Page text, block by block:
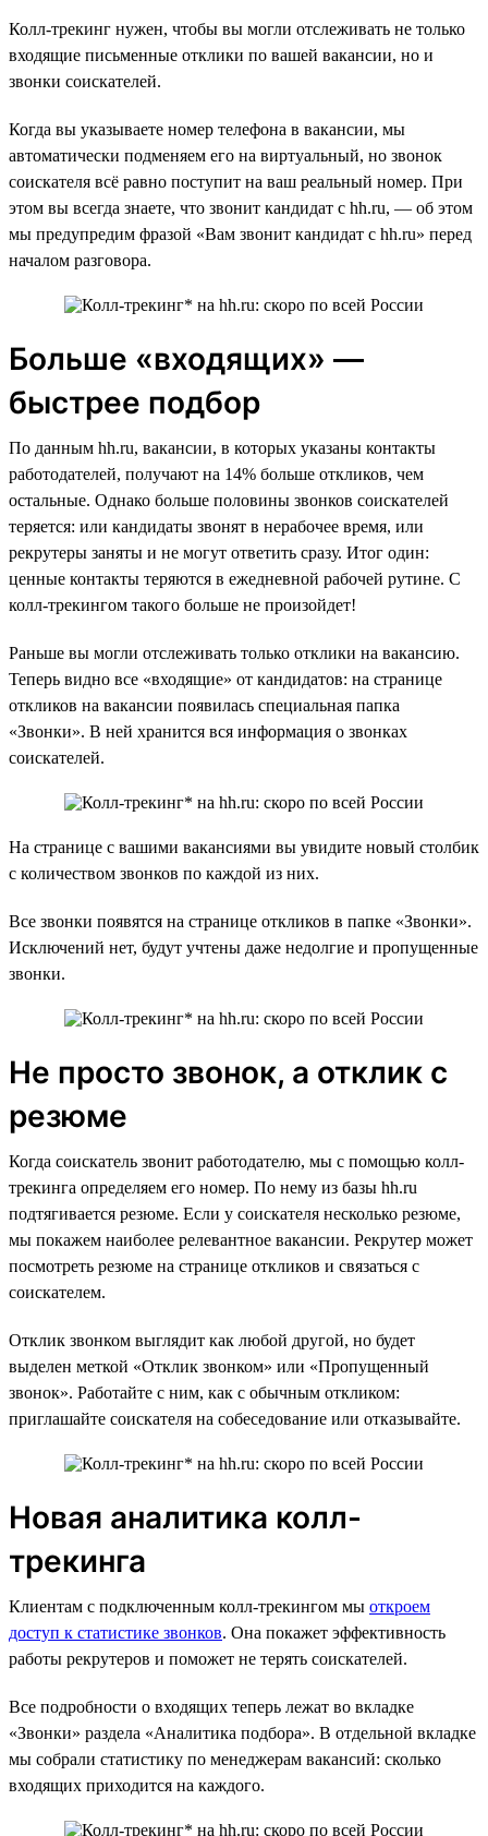
Колл-трекинг нужен, чтобы вы могли отслеживать не только
входящие письменные отклики по вашей вакансии, но и
звонки соискателей.
Когда вы указываете номер телефона в вакансии, мы
автоматически подменяем его на виртуальный, но звонок
соискателя всё равно поступит на ваш реальный номер. При
этом вы всегда знаете, что звонит кандидат с hh.ru, — об этом
мы предупредим фразой «Вам звонит кандидат с hh.ru» перед
началом разговора.
Больше «входящих» —
быстрее подбор
По данным hh.ru, вакансии, в которых указаны контакты
работодателей, получают на 14% больше откликов, чем
остальные. Однако больше половины звонков соискателей
теряется: или кандидаты звонят в нерабочее время, или
рекрутеры заняты и не могут ответить сразу. Итог один:
ценные контакты теряются в ежедневной рабочей рутине. С
колл-трекингом такого больше не произойдет!
Раньше вы могли отслеживать только отклики на вакансию.
Теперь видно все «входящие» от кандидатов: на странице
откликов на вакансии появилась специальная папка
«Звонки». В ней хранится вся информация о звонках
соискателей.
На странице с вашими вакансиями вы увидите новый столбик
с количеством звонков по каждой из них.
Все звонки появятся на странице откликов в папке «Звонки».
Исключений нет, будут учтены даже недолгие и пропущенные
звонки.
Не просто звонок, а отклик с
резюме
Когда соискатель звонит работодателю, мы с помощью колл-
трекинга определяем его номер. По нему из базы hh.ru
подтягивается резюме. Если у соискателя несколько резюме,
мы покажем наиболее релевантное вакансии. Рекрутер может
посмотреть резюме на странице откликов и связаться с
соискателем.
Отклик звонком выглядит как любой другой, но будет
выделен меткой «Отклик звонком» или «Пропущенный
звонок». Работайте с ним, как с обычным откликом:
приглашайте соискателя на собеседование или отказывайте.
Новая аналитика колл-
трекинга
Клиентам с подключенным колл-трекингом мы откроем
доступ к статистике звонков. Она покажет эффективность
работы рекрутеров и поможет не терять соискателей.
Все подробности о входящих теперь лежат во вкладке
«Звонки» раздела «Аналитика подбора». В отдельной вкладке
мы собрали статистику по менеджерам вакансий: сколько
входящих приходится на каждого.